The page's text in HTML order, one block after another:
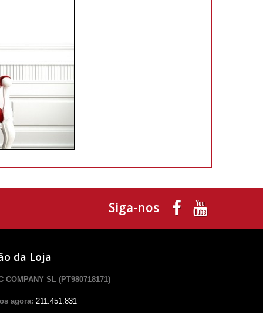
Siga-nos
da Loja
COMPANY SL (PT980718171)
agora: 211.451.831